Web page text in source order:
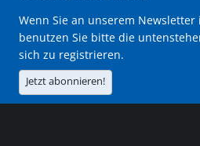
Wenn Sie an unserem
benutzen Sie bitte die
sich zu registrieren.
Jetzt abonnieren!